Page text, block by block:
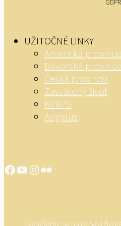
GDPR
UŽITOČNÉ LINKY
Americká provincia
Bavorská provincia
Česká provincia
Zasvätený život
KVRPS
Angelus
Facebook
YouTube
Instagram
Flickr
Podieľame sa na rozvoji